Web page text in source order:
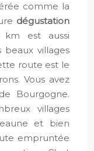
comme la
dégustation
est aussi
beaux villages
route est le
Vous avez
Bourgogne.
villages
et bien
empruntée